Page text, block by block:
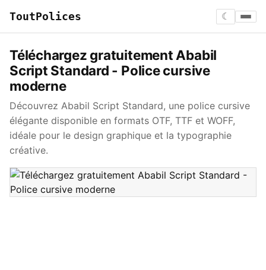
ToutPolices ☾
Téléchargez gratuitement Ababil
Script Standard - Police cursive
moderne
Découvrez Ababil Script Standard, une police cursive
élégante disponible en formats OTF, TTF et WOFF,
idéale pour le design graphique et la typographie
créative.